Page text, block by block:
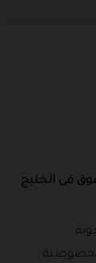
فى الخليج